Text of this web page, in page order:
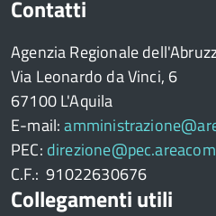
Contatti
Agenzia Regionale
Via Leonardo da Vinci, 6
67100 L'Aquila
E-mail:
PEC:
C.F.: 91022630676
Collegamenti utili